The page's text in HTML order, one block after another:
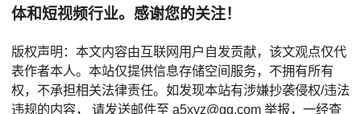
体和短视频行业。感谢您的关注！
版权声明：本文内容由互联网用户自发贡献，该文观点仅代
表作者本人。本站仅提供信息存储空间服务，不拥有所有
权，不承担相关法律责任。如发现本站有涉嫌抄袭侵权/违法
违规的内容， 请发送邮件至 a5xyz@qq.com 举报，一经查